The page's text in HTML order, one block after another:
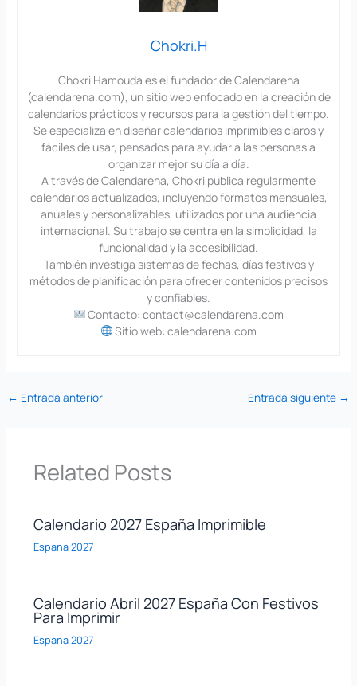
Chokri.H
Chokri Hamouda es el fundador de Calendarena
(calendarena.com), un sitio web enfocado en la creación de
calendarios prácticos y recursos para la gestión del tiempo.
Se especializa en diseñar calendarios imprimibles claros y
fáciles de usar, pensados para ayudar a las personas a
organizar mejor su día a día.
A través de Calendarena, Chokri publica regularmente
calendarios actualizados, incluyendo formatos mensuales,
anuales y personalizables, utilizados por una audiencia
internacional. Su trabajo se centra en la simplicidad, la
funcionalidad y la accesibilidad.
También investiga sistemas de fechas, días festivos y
métodos de planificación para ofrecer contenidos precisos
y confiables.
Contacto: contact@calendarena.com
Sitio web: calendarena.com
← Entrada anterior Entrada siguiente →
Related Posts
Calendario 2027 España Imprimible
Espana 2027
Calendario Abril 2027 España Con Festivos
Para Imprimir
Espana 2027